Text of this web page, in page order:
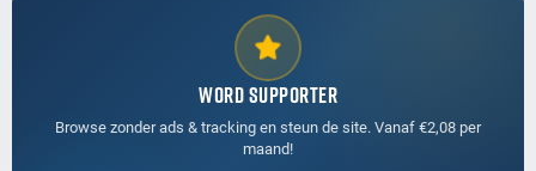
WORD SUPPORTER
Browse zonder ads & tracking en steun de site. Vanaf €2,08 per
maand!